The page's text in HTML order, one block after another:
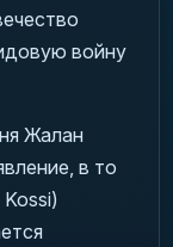
войну
Жалан
в то